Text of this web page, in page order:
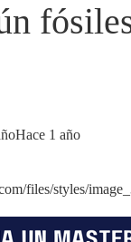
Hace 1 año